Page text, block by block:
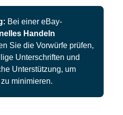
Bei einer eBay-
Handeln
Sie die Vorwürfe prüfen,
Unterschriften und
Unterstützung, um
minimieren.